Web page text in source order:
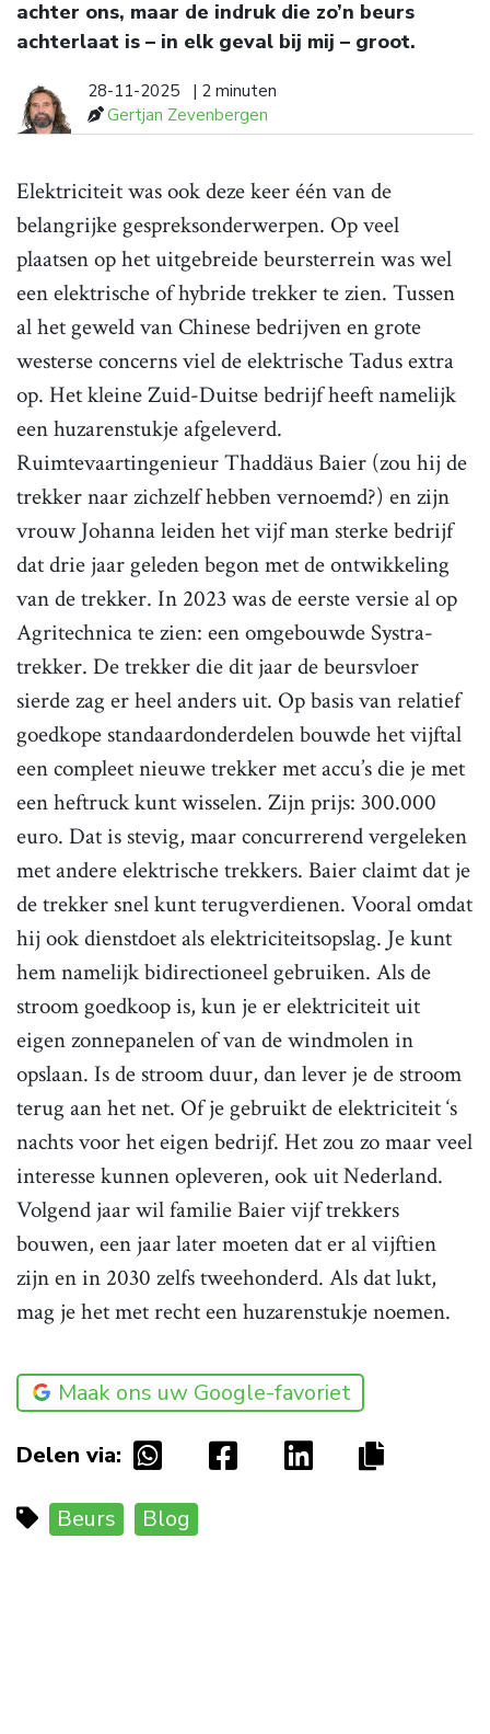
achter ons, maar de indruk die zo’n beurs
achterlaat is – in elk geval bij mij – groot.
28-11-2025
| 2 minuten
Gertjan Zevenbergen
Elektriciteit was ook deze keer één van de
belangrijke gespreksonderwerpen. Op veel
plaatsen op het uitgebreide beursterrein was wel
een elektrische of hybride trekker te zien. Tussen
al het geweld van Chinese bedrijven en grote
westerse concerns viel de elektrische Tadus extra
op. Het kleine Zuid-Duitse bedrijf heeft namelijk
een huzarenstukje afgeleverd.
Ruimtevaartingenieur Thaddäus Baier (zou hij de
trekker naar zichzelf hebben vernoemd?) en zijn
vrouw Johanna leiden het vijf man sterke bedrijf
dat drie jaar geleden begon met de ontwikkeling
van de trekker. In 2023 was de eerste versie al op
Agritechnica te zien: een omgebouwde Systra-
trekker. De trekker die dit jaar de beursvloer
sierde zag er heel anders uit. Op basis van relatief
goedkope standaardonderdelen bouwde het vijftal
een compleet nieuwe trekker met accu’s die je met
een heftruck kunt wisselen. Zijn prijs: 300.000
euro. Dat is stevig, maar concurrerend vergeleken
met andere elektrische trekkers. Baier claimt dat je
de trekker snel kunt terugverdienen. Vooral omdat
hij ook dienstdoet als elektriciteitsopslag. Je kunt
hem namelijk bidirectioneel gebruiken. Als de
stroom goedkoop is, kun je er elektriciteit uit
eigen zonnepanelen of van de windmolen in
opslaan. Is de stroom duur, dan lever je de stroom
terug aan het net. Of je gebruikt de elektriciteit ‘s
nachts voor het eigen bedrijf. Het zou zo maar veel
interesse kunnen opleveren, ook uit Nederland.
Volgend jaar wil familie Baier vijf trekkers
bouwen, een jaar later moeten dat er al vijftien
zijn en in 2030 zelfs tweehonderd. Als dat lukt,
mag je het met recht een huzarenstukje noemen.
Maak ons uw Google-favoriet
Delen via:
Beurs Blog